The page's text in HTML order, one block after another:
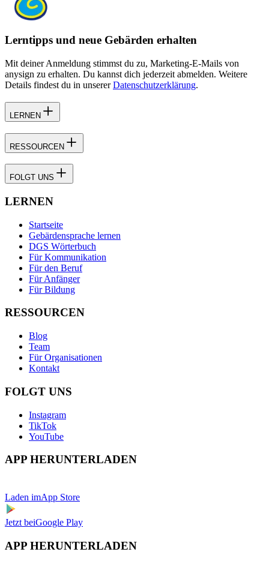
Lerntipps und neue Gebärden erhalten
Mit deiner Anmeldung stimmst du zu, Marketing-E-Mails von
anysign zu erhalten. Du kannst dich jederzeit abmelden. Weitere
Details findest du in unserer Datenschutzerklärung.
LERNEN
RESSOURCEN
FOLGT UNS
LERNEN
Startseite
Gebärdensprache lernen
DGS Wörterbuch
Für Kommunikation
Für den Beruf
Für Anfänger
Für Bildung
RESSOURCEN
Blog
Team
Für Organisationen
Kontakt
FOLGT UNS
Instagram
TikTok
YouTube
APP HERUNTERLADEN
Laden imApp Store
Jetzt beiGoogle Play
APP HERUNTERLADEN